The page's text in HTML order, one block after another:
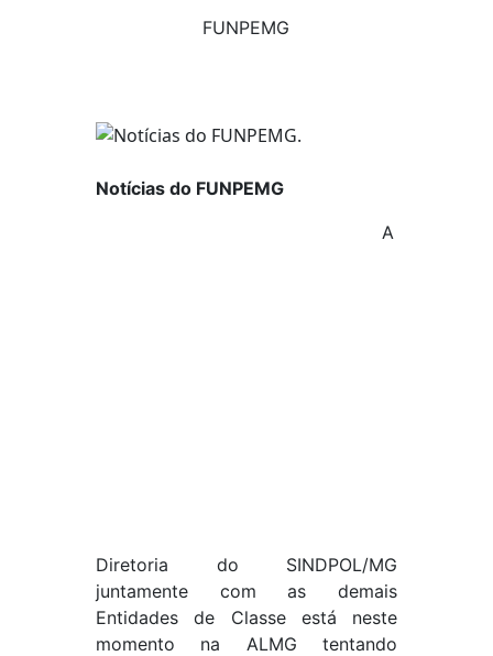
FUNPEMG
Notícias do FUNPEMG
A
Diretoria do SINDPOL/MG
juntamente com as demais
Entidades de Classe está neste
momento na ALMG tentando